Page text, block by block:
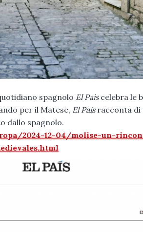
spagnolo El Paiscelebra le
per il Matese, El Paisracconta di
dallo spagnolo.
2024-12-04/molise-un-